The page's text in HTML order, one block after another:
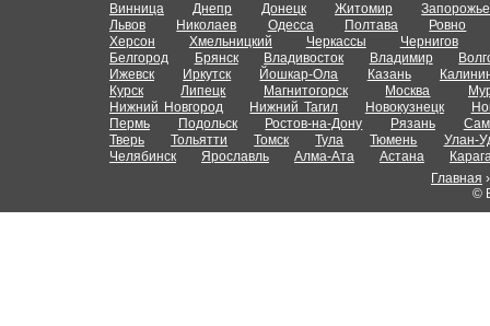
Винница Днепр Донецк Житомир
Запорожье
Львов
Николаев Одесса Полтава
Ровно
Херсон
Хмельницкий Черкассы
Чернигов
Белгород
Брянск Владивосток Владимир
Ижевск
Иркутск Йошкар-Ола Казань
Курск
Липецк Магнитогорск Москва
Нижний Новгород
Нижний Тагил Новокузнецк
Пермь
Подольск Ростов-на-Дону Рязань
Тверь
Тольятти Томск Тула Тюмень
Улан-
Челябинск
Ярославль Алма-Ата Астана
Главная
©